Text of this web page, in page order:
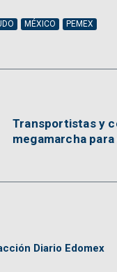
MÉXICO PEMEX
Transportistas y
megamarcha
Diario Edomex